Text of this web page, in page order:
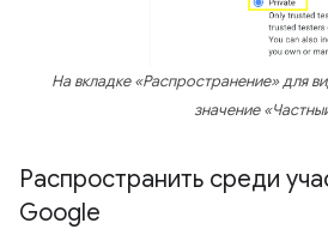
На вкладке «Распространение» для
значение
Распространить среди
Google